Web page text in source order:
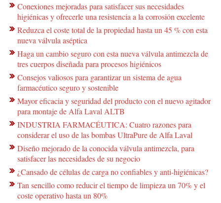
Conexiones mejoradas para satisfacer sus necesidades
higiénicas y ofrecerle una resistencia a la corrosión excelente
Reduzca el coste total de la propiedad hasta un 45 % con esta
nueva válvula aséptica
Haga un cambio seguro con esta nueva válvula antimezcla de
tres cuerpos diseñada para procesos higiénicos
Consejos valiosos para garantizar un sistema de agua
farmacéutico seguro y sostenible
Mayor eficacia y seguridad del producto con el nuevo agitador
para montaje de Alfa Laval ALTB
INDUSTRIA FARMACÉUTICA: Cuatro razones para
considerar el uso de las bombas UltraPure de Alfa Laval
Diseño mejorado de la conocida válvula antimezcla, para
satisfacer las necesidades de su negocio
¿Cansado de células de carga no confiables y anti-higiénicas?
Tan sencillo como reducir el tiempo de limpieza un 70% y el
coste operativo hasta un 80%